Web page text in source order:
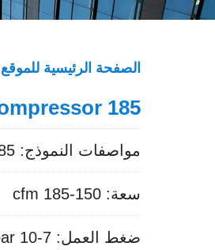
الصفحة الرئيسية للموقع
185 cfm Diesel Air Compressor
مواصفات النموذج: WGD185
سعة: 150-185 cfm
ضغط العمل: 7-10 bar